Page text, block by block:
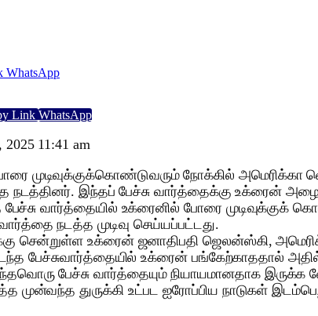
WhatsApp
Link WhatsApp
2025 11:41 am
முடிவுக்குக்கொண்டுவரும் நோக்கில் அமெரிக்கா
நடத்தினர். இந்தப் பேச்சு வார்த்தைக்கு உக்ரைன்
வார்த்தையில் உக்ரைனில் போரை
நடத்த முடிவு செய்யப்பட்டது.
சென்றுள்ள உக்ரைன் ஜனாதிபதி ஜெலன்ஸ்கி,
நடந்த பேச்சுவார்த்தையில் உக்ரைன் பங்கேற்காததால்
பேச்சு வார்த்தையும் நியாயமானதாக இருக்க
முன்வந்த துருக்கி உட்பட ஐரோப்பிய நாடுகள்